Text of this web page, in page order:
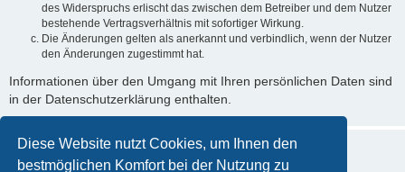
Diese Website nutzt Cookies, um Ihnen den
bestmöglichen Komfort bei der Nutzung zu
des Widerspruchs erlischt das zwischen dem Betreiber und dem Nutzer
bestehende Vertragsverhältnis mit sofortiger Wirkung.
Die Änderungen gelten als anerkannt und verbindlich, wenn der Nutzer
den Änderungen zugestimmt hat.
Informationen über den Umgang mit Ihren persönlichen Daten sind
in der Datenschutzerklärung enthalten.